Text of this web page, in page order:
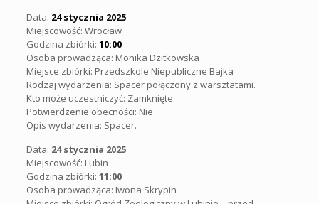
Data: 24 stycznia 2025
Miejscowość: Wrocław
Godzina zbiórki: 10:00
Osoba prowadząca: Monika Dzitkowska
Miejsce zbiórki: Przedszkole Niepubliczne Bajka
Rodzaj wydarzenia: Spacer połączony z warsztatami.
Kto może uczestniczyć: Zamknięte
Potwierdzenie obecności: Nie
Opis wydarzenia: Spacer.
Data: 24 stycznia 2025
Miejscowość: Lubin
Godzina zbiórki: 11:00
Osoba prowadząca: Iwona Skrypin